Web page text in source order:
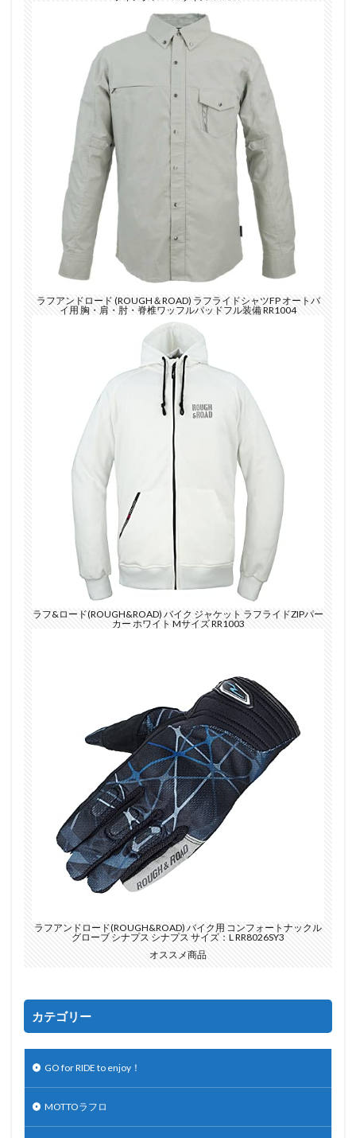
ラフアンドロード (ROUGH＆ROAD) ラフライドシャツFP オートバ
イ用 胸・肩・肘・脊椎ワッフルパッドフル装備 RR1004
ラフ&ロード(ROUGH&ROAD) バイク ジャケット ラフライドZIPパー
カー ホワイト Mサイズ RR1003
ラフアンドロード(ROUGH&ROAD) バイク用 コンフォートナックル
グローブ シナプス シナプス サイズ：L RR8026SY3
オススメ商品
カテゴリー
GO for RIDE to enjoy！
MOTTOラフロ